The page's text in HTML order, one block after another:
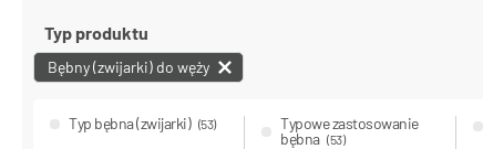
Typ produktu
Bębny (zwijarki) do węży
Typ bębna (zwijarki) (53)
Typowe zastosowanie
bębna (53)